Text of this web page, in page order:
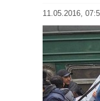
11.05.2016,